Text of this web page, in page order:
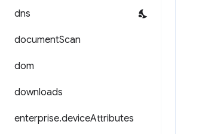
dns
documentScan
dom
downloads
enterprise.deviceAttributes